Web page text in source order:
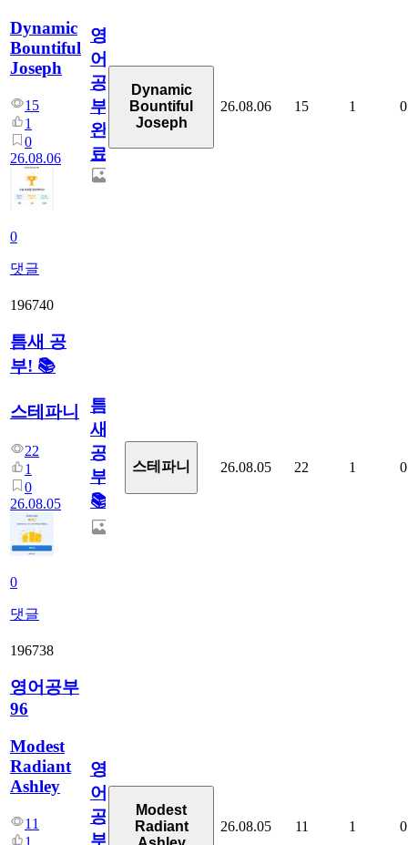
Dynamic
Bountiful
Joseph
15
1
0
26.08.06
0
댓글
영
어
공
부
완
료
Dynamic
Bountiful
Joseph
26.08.06 15 1 0
196740
틈새 공
부! 📚
스테파니
22
1
0
26.08.05
0
댓글
틈
새
공
부!
📚
스테파니 26.08.05 22 1 0
196738
영어공부
96
Modest
Radiant
Ashley
11
1
영
어
공
부
Modest
Radiant
26.08.05 11 1 0